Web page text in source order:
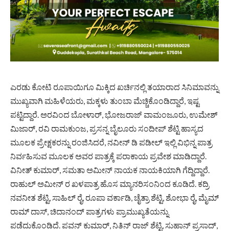
ಎರಡು ಕೋಟಿ ರೂಪಾಯಿಗೂ ಮಿಕ್ಕಿದ ಖರ್ಚಿನಲ್ಲಿ ತಯಾರಾದ ಸಿನಿಮಾವನ್ನು
ಮುಖ್ಯವಾಗಿ ಮಹಿಳೆಯರು, ಮಕ್ಕಳು ತುಂಬಾ ಮೆಚ್ಚಿಕೊಂಡಿದ್ದಾರೆ, ಇಷ್ಟ
ಪಟ್ಟಿದ್ದಾರೆ. ಅರವಿಂದ ಬೋಳಾರ್, ಭೋಜರಾಜ್ ವಾಮಂಜೂರು, ಉಮೇಶ್
ಮಿಜಾರ್, ರವಿ ರಾಮಕುಂಜ, ಪ್ರಸನ್ನ ಬೈಲೂರು ಸಂದೀಪ್ ಶೆಟ್ಟಿ ಹಾಸ್ಯದ
ಮೂಲಕ ಪ್ರೇಕ್ಷಕರನ್ನು ರಂಜಿಸಿದರೆ, ನವೀನ್ ಡಿ ಪಡೀಲ್ ಇಲ್ಲಿ ವಿಭಿನ್ನ ಪಾತ್ರ
ನಿರ್ವಹಿಸುವ ಮೂಲಕ ಅವರ ಪಾತ್ರಕ್ಕೆ ಪರಾಕಾಯ ಪ್ರವೇಶ ಮಾಡಿದ್ದಾರೆ.
ವಿನೀತ್ ಕುಮಾರ್, ಸಮತಾ ಅಮೀನ್ ನಾಯಕ ನಾಯಕಿಯಾಗಿ ಗೆದ್ದಿದ್ದಾರೆ.
ರಾಹುಲ್ ಅಮೀನ್ ರ ಖಳಪಾತ್ರ ಹೊಸ ಮ್ಯಾನರಿಸಂನಿಂದ ಕೂಡಿದೆ. ಕದ್ರಿ
ನವನೀತ ಶೆಟ್ಟಿ, ಸಾಹಿಲ್ ರೈ, ರೂಪಾ ವರ್ಕಾಡಿ, ಚೈತ್ರಾ ಶೆಟ್ಟಿ, ಶೋಭಾ ರೈ, ಮೈಮ್
ರಾಮ್ ದಾಸ್, ಚಿದಾನಂದ್ ಪಾತ್ರಗಳು ಪ್ರಾಮುಖ್ಯತೆಯನ್ನು
ಪಡೆದುಕೊಂಡಿದೆ. ಪವನ್ ಕುಮಾರ್, ನಿತಿನ್ ರಾಜ್ ಶೆಟ್ಟಿ, ಸುಹಾನ್ ಪ್ರಸಾದ್,